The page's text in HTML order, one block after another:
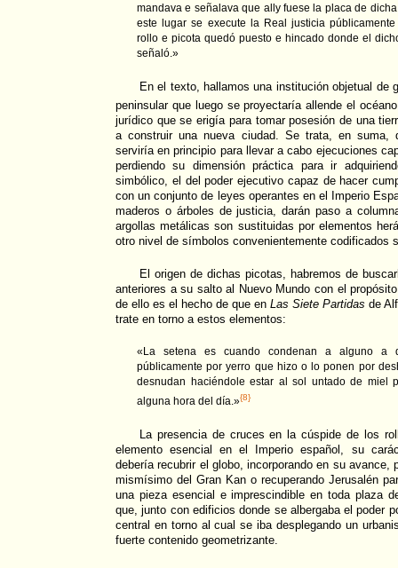
mandava e señalava que ally fuese la placa de
este lugar se execute la Real justicia
rollo e picota quedó puesto e hincado donde el
señaló.»
En el texto, hallamos una institución objetual de
peninsular que luego se proyectaría allende el
jurídico que se erigía para tomar posesión de una
a construir una nueva ciudad. Se trata, en suma,
serviría en principio para llevar a cabo ejecuciones
perdiendo su dimensión práctica para ir
simbólico, el del poder ejecutivo capaz de hacer
con un conjunto de leyes operantes en el Imperio
maderos o árboles de justicia, darán paso a
argollas metálicas son sustituidas por elementos
otro nivel de símbolos convenientemente codificados
El origen de dichas picotas, habremos de
anteriores a su salto al Nuevo Mundo con el
de ello es el hecho de que en Las Siete Partidas de
trate en torno a estos elementos:
«La setena es cuando condenan a alguno a
públicamente por yerro que hizo o lo ponen por
desnudan haciéndole estar al sol untado de miel
alguna hora del día.»{8}
La presencia de cruces en la cúspide de los
elemento esencial en el Imperio español, su
debería recubrir el globo, incorporando en su
mismísimo del Gran Kan o recuperando Jerusalén
una pieza esencial e imprescindible en toda plaza
que, junto con edificios donde se albergaba el poder
central en torno al cual se iba desplegando un
fuerte contenido geometrizante.